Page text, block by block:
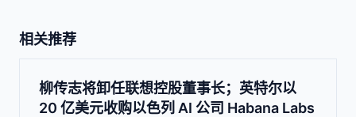
相关推荐
柳传志将卸任联想控股董事长；英特尔以
20 亿美元收购以色列 AI 公司 Habana Labs